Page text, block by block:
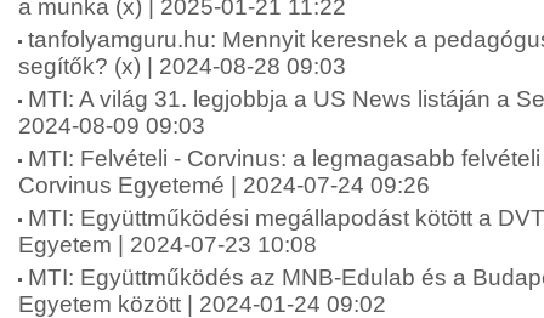
a munka (x) | 2025-01-21 11:22
tanfolyamguru.hu: Mennyit keresnek a
segítők? (x) | 2024-08-28 09:03
MTI: A világ 31. legjobbja a US News listáján a
2024-08-09 09:03
MTI: Felvételi - Corvinus: a legmagasabb
Corvinus Egyetemé | 2024-07-24 09:26
MTI: Együttműködési megállapodást kötött a
Egyetem | 2024-07-23 10:08
MTI: Együttműködés az MNB-Edulab és a
Egyetem között | 2024-01-24 09:02